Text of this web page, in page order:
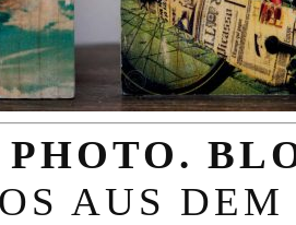
PHOTO.
AUS